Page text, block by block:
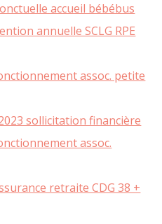
accueil bébébus
annuelle SCLG RPE
assoc. petite
sollicitation financière
assoc.
retraite CDG 38 +